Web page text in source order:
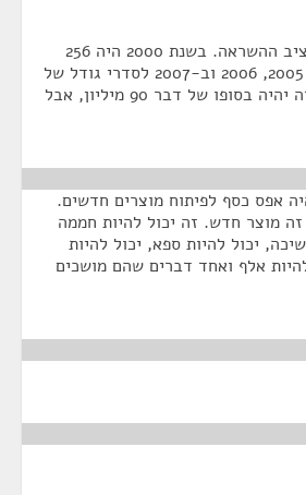
אני רוצה לדבר על תקציב ההשראה. בשנת 2000 היה 256
מיליון והגיע ב-2004, 2005, 2006 וב-2007 לסדרי גודל של
10 מיליון. אני מניח שזה יהיה בסופו של דבר 90 מיליון, אבל
אפס כסף לפיתוח מוצרים חדשים.
מוצר חדש. זה יכול להיות חממה
יכול להיות ספא, יכול להיות
אלף ואחד דברים שהם מושכים